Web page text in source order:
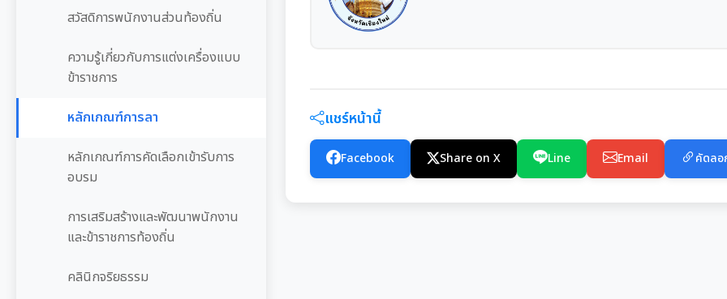
สวัสดิการพนักงานส่วนท้องถิ่น
ความรู้เกี่ยวกับการแต่งเครื่องแบบ
ข้าราชการ
หลักเกณฑ์การลา
หลักเกณฑ์การคัดเลือกเข้ารับการ
อบรม
การเสริมสร้างและพัฒนาพนักงาน
และข้าราชการท้องถิ่น
คลินิกจริยธรรม
แชร์หน้านี้
Facebook Share on X Line Email คัดลอ